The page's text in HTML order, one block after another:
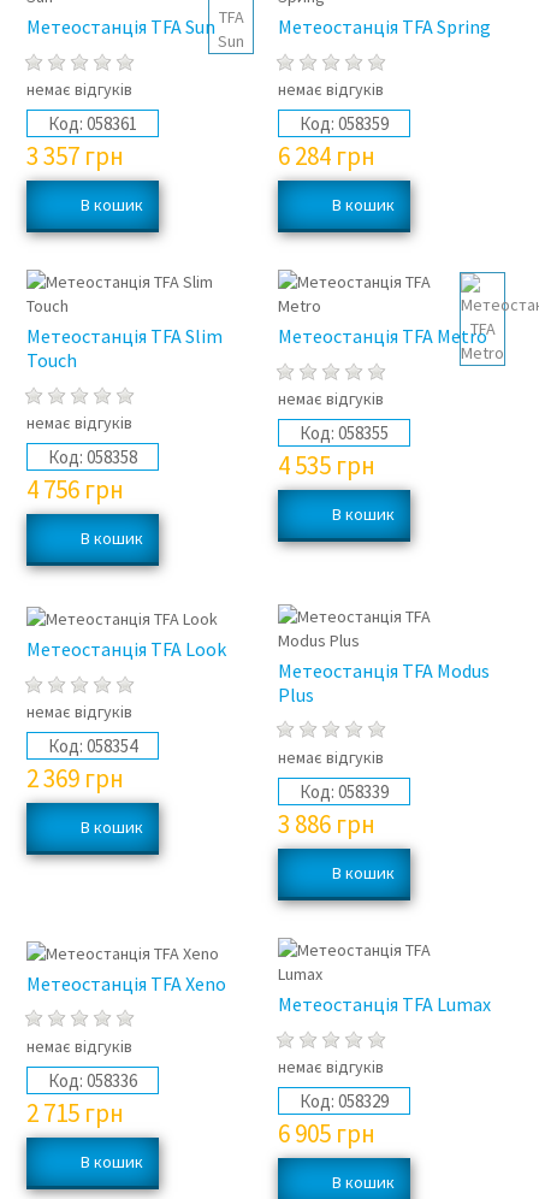
Метеостанція TFA Sun
немає відгуків
Код: 058361
3 357 грн
Метеостанція TFA Spring
немає відгуків
Код: 058359
6 284 грн
Метеостанція TFA Slim
Touch
немає відгуків
Код: 058358
4 756 грн
Метеостанція TFA Metro
немає відгуків
Код: 058355
4 535 грн
Метеостанція TFA Look
немає відгуків
Код: 058354
2 369 грн
Метеостанція TFA Modus
Plus
немає відгуків
Код: 058339
3 886 грн
Метеостанція TFA Xeno
немає відгуків
Код: 058336
2 715 грн
Метеостанція TFA Lumax
немає відгуків
Код: 058329
6 905 грн